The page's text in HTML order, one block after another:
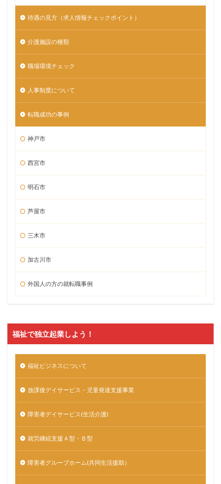
待遇の見方（求人情報チェックポイント）
介護施設の種類
職場環境チェック
人事制度について
転職成功の事例
神戸市
西宮市
明石市
芦屋市
三木市
加古川市
外国人の方の就転職事例
福祉で独立起業しよう！
福祉ビジネスについて
放課後デイサービス・児童発達支援事業
障害者デイサービス(生活介護)
就労継続支援Ａ型・Ｂ型
障害者グループホーム(共同生活援助）